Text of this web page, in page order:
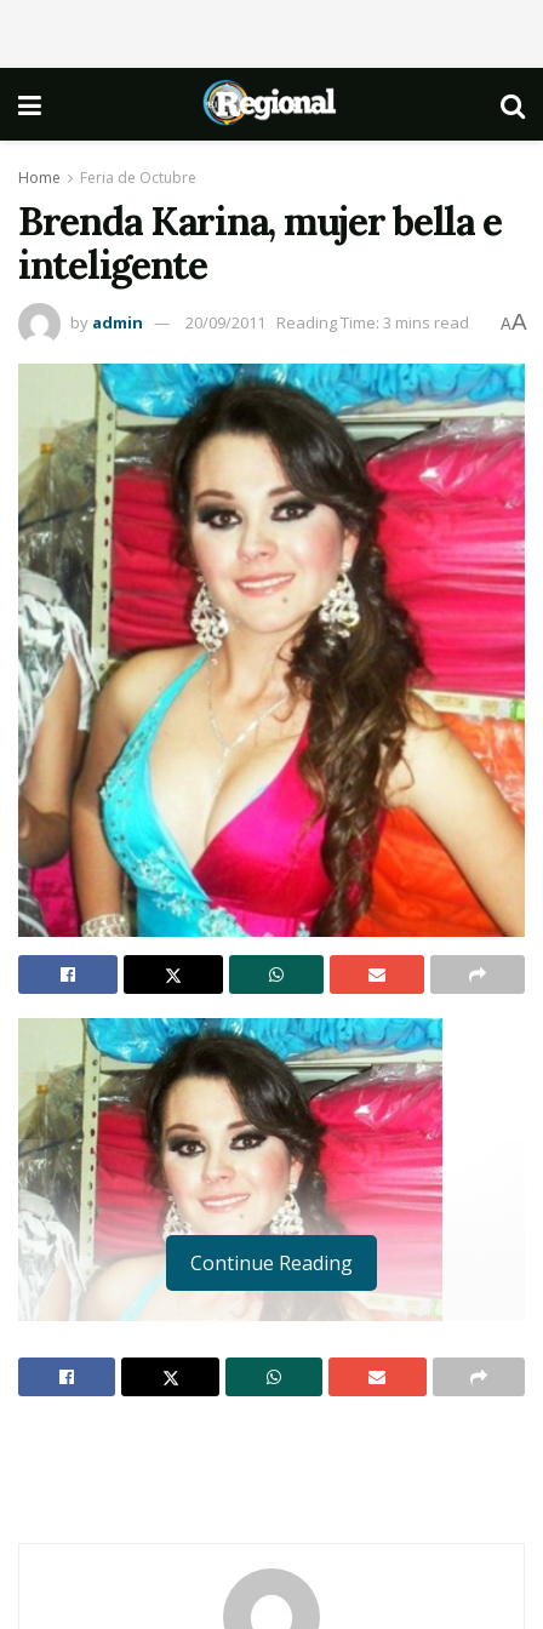
Home Feria de Octubre
Brenda Karina, mujer bella e
inteligente
by admin 20/09/2011 Reading Time: 3 mins read AA
Hidalgo, de Ixtlán, encuentro a Brenda Karina
Sánchez López. La saludo. Parece apurada. Se
Continue Reading